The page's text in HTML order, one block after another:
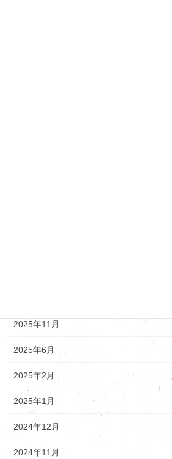
2025年11月
2025年6月
2025年2月
2025年1月
2024年12月
2024年11月